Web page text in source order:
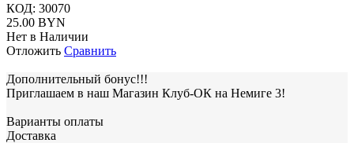
КОД: 30070
25.00 BYN
Нет в Наличии
Отложить Сравнить
Дополнительный бонус!!!
Приглашаем в наш Магазин Клуб-ОК на Немиге 3!
Варианты оплаты
Доставка